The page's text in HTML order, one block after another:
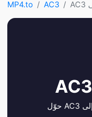
MP4.to AC3
AC3